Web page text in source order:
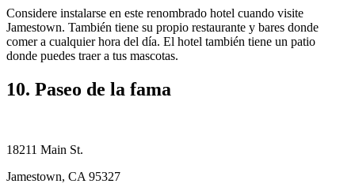
Considere instalarse en este renombrado hotel cuando visite
Jamestown. También tiene su propio restaurante y bares donde
comer a cualquier hora del día. El hotel también tiene un patio
donde puedes traer a tus mascotas.
10. Paseo de la fama
18211 Main St.
Jamestown, CA 95327